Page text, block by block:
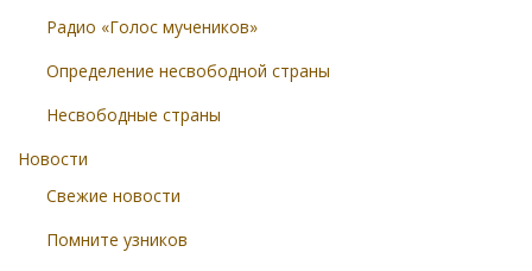
Радио «Голос мучеников»
Определение несвободной страны
Несвободные страны
Новости
Свежие новости
Помните узников